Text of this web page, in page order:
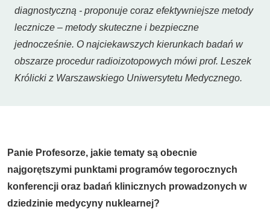
diagnostyczną - proponuje coraz efektywniejsze metody
lecznicze – metody skuteczne i bezpieczne
jednocześnie. O najciekawszych kierunkach badań w
obszarze procedur radioizotopowych mówi prof. Leszek
Królicki z Warszawskiego Uniwersytetu Medycznego.
Panie Profesorze, jakie tematy są obecnie
najgorętszymi punktami programów tegorocznych
konferencji oraz badań klinicznych prowadzonych w
dziedzinie medycyny nuklearnej?